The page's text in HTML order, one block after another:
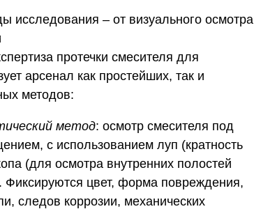
исследования – от визуального осмотра
протечки смесителя для
арсенал как простейших, так и
методов:
метод: осмотр смесителя под
с использованием луп (кратность
(для осмотра внутренних полостей
Фиксируются цвет, форма повреждения,
следов коррозии, механических